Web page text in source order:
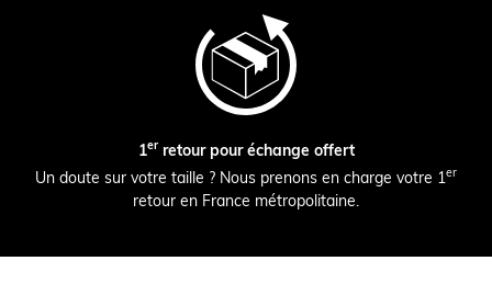
1erretour pour échange offert
Un doute sur votre taille ? Nous prenons en charge votre 1er
retour en France métropolitaine.